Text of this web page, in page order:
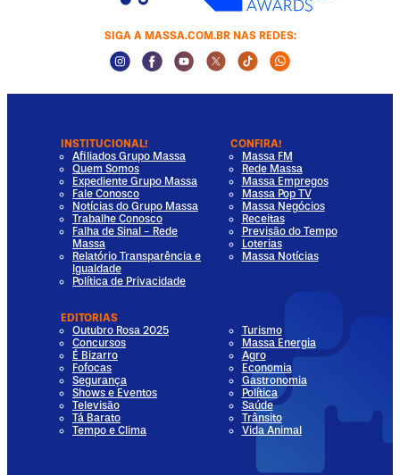
SIGA A MASSA.COM.BR NAS REDES:
Instagram Social Media
Facebook Social Media
Youtube Social Media
Twitter Social Media
Tiktok Social Media
Whatsapp
INSTITUCIONAL!
Afiliados Grupo Massa
Quem Somos
Expediente Grupo Massa
Fale Conosco
Notícias do Grupo Massa
Trabalhe Conosco
Falha de Sinal - Rede
Massa
Relatório Transparência e
Igualdade
Política de Privacidade
CONFIRA!
Massa FM
Rede Massa
Massa Empregos
Massa Pop TV
Massa Negócios
Receitas
Previsão do Tempo
Loterias
Massa Notícias
EDITORIAS
Outubro Rosa 2025
Concursos
É Bizarro
Fofocas
Segurança
Shows e Eventos
Televisão
Tá Barato
Tempo e Clima
Turismo
Massa Energia
Agro
Economia
Gastronomia
Política
Saúde
Trânsito
Vida Animal